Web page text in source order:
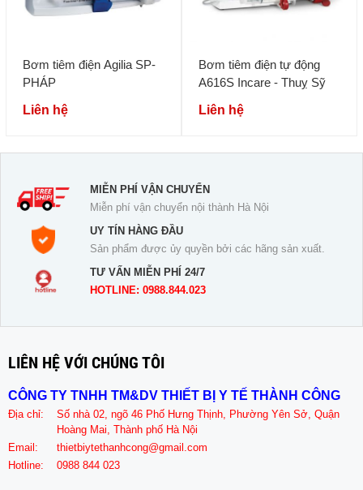
Bơm tiêm điện Agilia SP-
PHÁP
Liên hệ
Bơm tiêm điện tự động
A616S Incare - Thuỵ Sỹ
Liên hệ
MIỄN PHÍ VẬN CHUYỂN
Miễn phí vận chuyển nội thành Hà Nội
UY TÍN HÀNG ĐẦU
Sản phẩm được ủy quyền bởi các hãng sản xuất.
TƯ VẤN MIỄN PHÍ 24/7
HOTLINE: 0988.844.023
LIÊN HỆ VỚI CHÚNG TÔI
CÔNG TY TNHH TM&DV THIẾT BỊ Y TẾ THÀNH CÔNG
Địa chỉ:
Số nhà 02, ngõ 46 Phố Hưng Thịnh, Phường Yên Sở, Quận
Hoàng Mai, Thành phố Hà Nội
Email:
thietbiytethanhcong@gmail.com
Hotline:
0988 844 023